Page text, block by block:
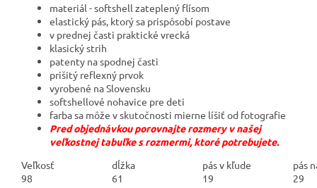
materiál - softshell zateplený flísom
elastický pás, ktorý sa prispôsobí postave
v prednej časti praktické vrecká
klasický strih
patenty na spodnej časti
prišitý reflexný prvok
vyrobené na Slovensku
softshellové nohavice pre deti
farba sa môže v skutočnosti mierne líšiť od fotografie
Pred objednávkou porovnajte rozmery v našej
veľkostnej tabuľke s rozmermi, ktoré potrebujete.
Veľkosť
dĺžka pás v kľude
pás
98
61 19
29